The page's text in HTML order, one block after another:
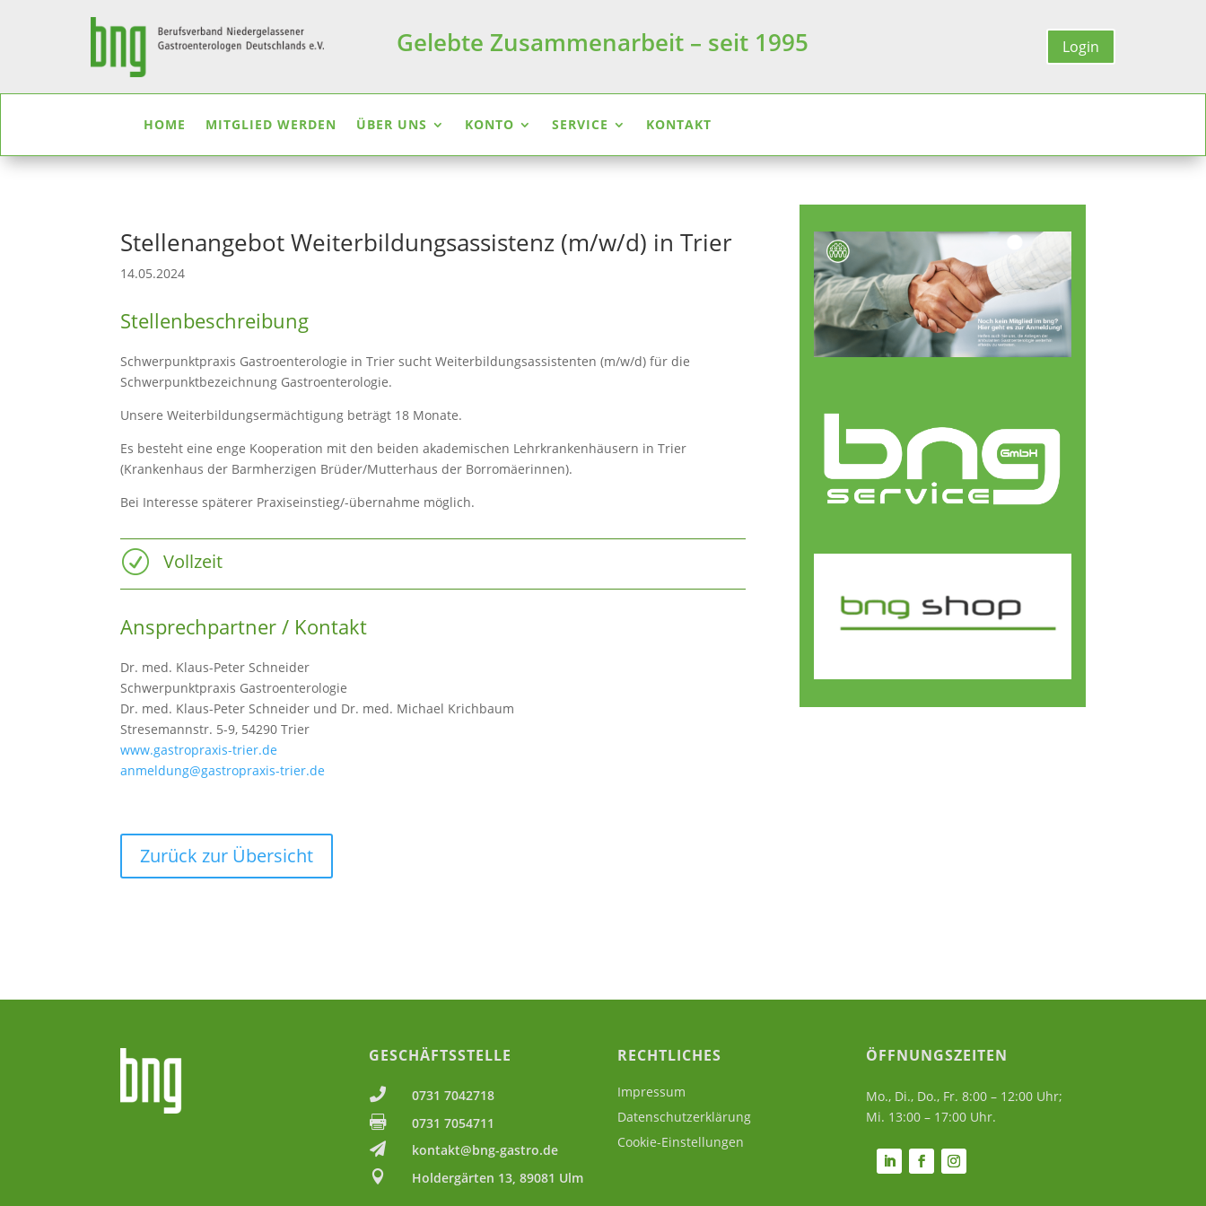
Gelebte Zusammenarbeit – seit 1995 Login
HOME MITGLIED WERDEN ÜBER UNS KONTO SERVICE KONTAKT
Stellenangebot Weiterbildungsassistenz (m/w/d) in Trier
14.05.2024
Stellenbeschreibung
Schwerpunktpraxis Gastroenterologie in Trier sucht Weiterbildungsassistenten (m/w/d) für die
Schwerpunktbezeichnung Gastroenterologie.
Unsere Weiterbildungsermächtigung beträgt 18 Monate.
Es besteht eine enge Kooperation mit den beiden akademischen Lehrkrankenhäusern in Trier
(Krankenhaus der Barmherzigen Brüder/Mutterhaus der Borromäerinnen).
Bei Interesse späterer Praxiseinstieg/-übernahme möglich.
R Vollzeit
Ansprechpartner / Kontakt
Dr. med. Klaus-Peter Schneider
Schwerpunktpraxis Gastroenterologie
Dr. med. Klaus-Peter Schneider und Dr. med. Michael Krichbaum
Stresemannstr. 5-9, 54290 Trier
www.gastropraxis-trier.de
anmeldung@gastropraxis-trier.de
Zurück zur Übersicht
GESCHÄFTSSTELLE
 0731 7042718
 0731 7054711
 kontakt@bng-gastro.de
 Holdergärten 13, 89081 Ulm
RECHTLICHES
Impressum
Datenschutzerklärung
Cookie-Einstellungen
ÖFFNUNGSZEITEN
Mo., Di., Do., Fr. 8:00 – 12:00 Uhr;
Mi. 13:00 – 17:00 Uhr.